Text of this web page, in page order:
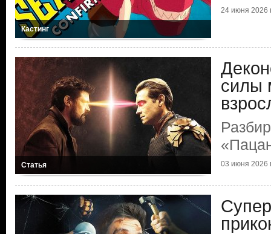
Кастинг
24 июня 2026
Статья
силы
03 июня 2026